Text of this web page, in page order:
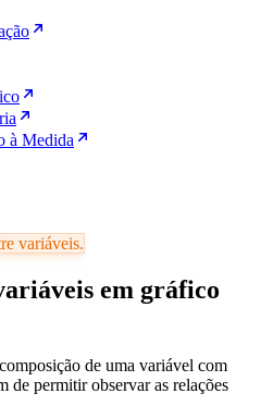
à Medida
variáveis.
em gráfico
de uma variável com
de permitir observar as relações